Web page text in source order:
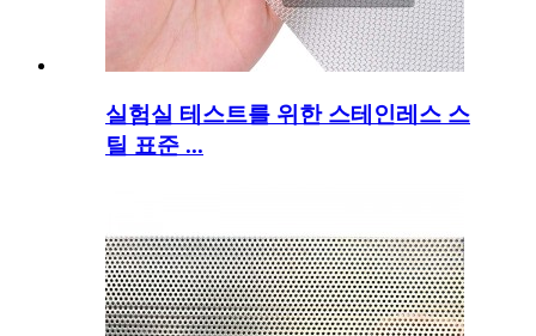
실험실 테스트를 위한 스테인레스 스
틸 표준 ...